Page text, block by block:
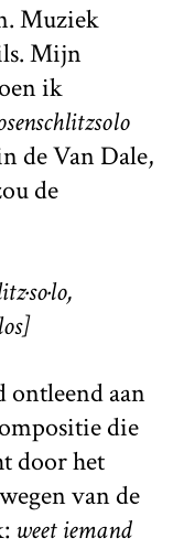
Muziek
Mijn
ik
de Van Dale,
de
ontleend aan
die
door het
van de
weet iemand